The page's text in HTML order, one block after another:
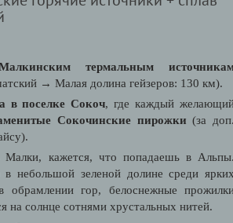
термальным
→ Малая долина гейзеров: 130 км).
в поселке Сокоч, где каждый
Сокочинские пирожки (за
Малки, кажется, что попадаешь в
в небольшой зеленой долине среди
обрамлении гор, белоснежные
на солнце сотнями хрустальных нитей.